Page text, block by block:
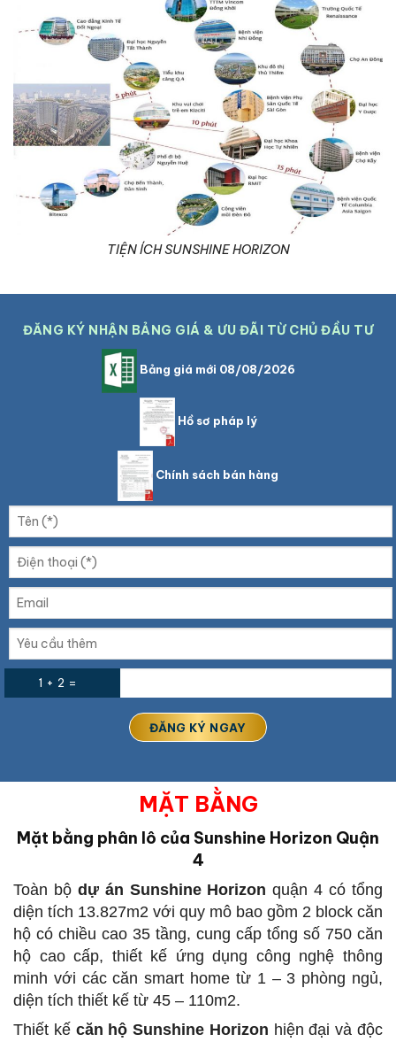
TIỆN ÍCH SUNSHINE HORIZON
ĐĂNG KÝ NHẬN BẢNG GIÁ & ƯU ĐÃI TỪ CHỦ ĐẦU TƯ
Bảng giá mới 08/08/2026
Hồ sơ pháp lý
Chính sách bán hàng
1 + 2 =
MẶT BẰNG
Mặt bằng phân lô của Sunshine Horizon Quận
4
Toàn bộ dự án Sunshine Horizon quận 4 có tổng
diện tích 13.827m2 với quy mô bao gồm 2 block căn
hộ có chiều cao 35 tầng, cung cấp tổng số 750 căn
hộ cao cấp, thiết kế ứng dụng công nghệ thông
minh với các căn smart home từ 1 – 3 phòng ngủ,
diện tích thiết kế từ 45 – 110m2.
Thiết kế căn hộ Sunshine Horizon hiện đại và độc